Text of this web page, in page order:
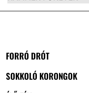
FORRÓ DRÓT
SOKKOLÓ KORONGOK